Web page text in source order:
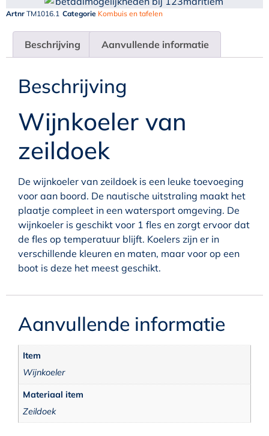
Artnr TM1016.1 Categorie Kombuis en tafelen
Beschrijving Aanvullende informatie
Beschrijving
Wijnkoeler van
zeildoek
De wijnkoeler van zeildoek is een leuke toevoeging
voor aan boord. De nautische uitstraling maakt het
plaatje compleet in een watersport omgeving. De
wijnkoeler is geschikt voor 1 fles en zorgt ervoor dat
de fles op temperatuur blijft. Koelers zijn er in
verschillende kleuren en maten, maar voor op een
boot is deze het meest geschikt.
Aanvullende informatie
Item
Wijnkoeler
Materiaal item
Zeildoek